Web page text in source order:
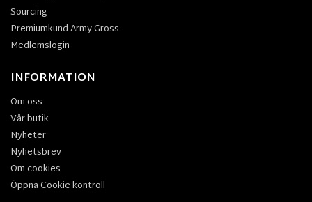
Sourcing
Premiumkund Army Gross
Medlemslogin
INFORMATION
Om oss
Vår butik
Nyheter
Nyhetsbrev
Om cookies
Öppna Cookie kontroll